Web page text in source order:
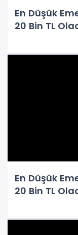
En Düşük
20 Bin TL
En Düşük
20 Bin TL